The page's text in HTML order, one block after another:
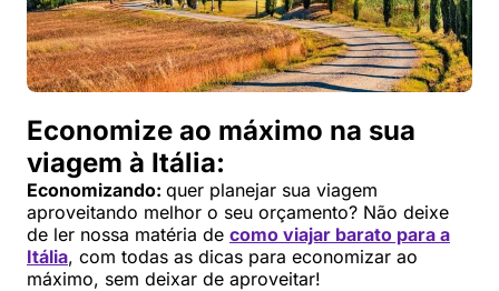
Economize ao máximo na sua
viagem à Itália:
Economizando: quer planejar sua viagem
aproveitando melhor o seu orçamento? Não deixe
de ler nossa matéria de como viajar barato para a
Itália, com todas as dicas para economizar ao
máximo, sem deixar de aproveitar!